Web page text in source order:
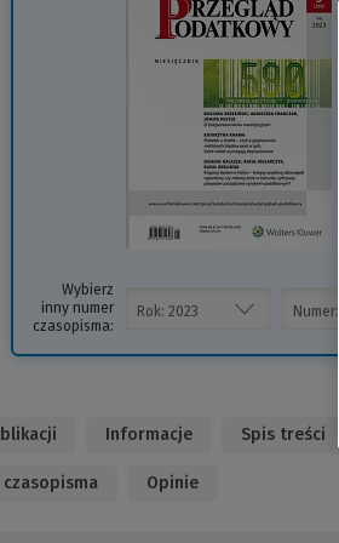
Wybierz
inny numer
czasopisma:
Informacje Spis treści
czasopisma Opinie